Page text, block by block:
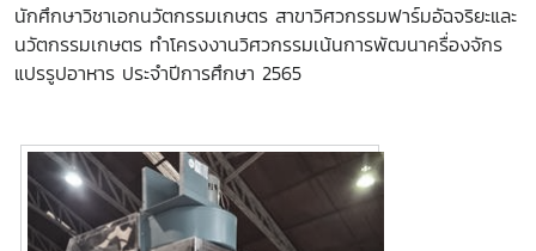
นักศึกษาวิชาเอกนวัตกรรมเกษตร สาขาวิศวกรรมฟาร์มอัฉจริยะและ
นวัตกรรมเกษตร ทำโครงงานวิศวกรรมเน้นการพัฒนาครื่องจักร
แปรรูปอาหาร ประจำปีการศึกษา 2565